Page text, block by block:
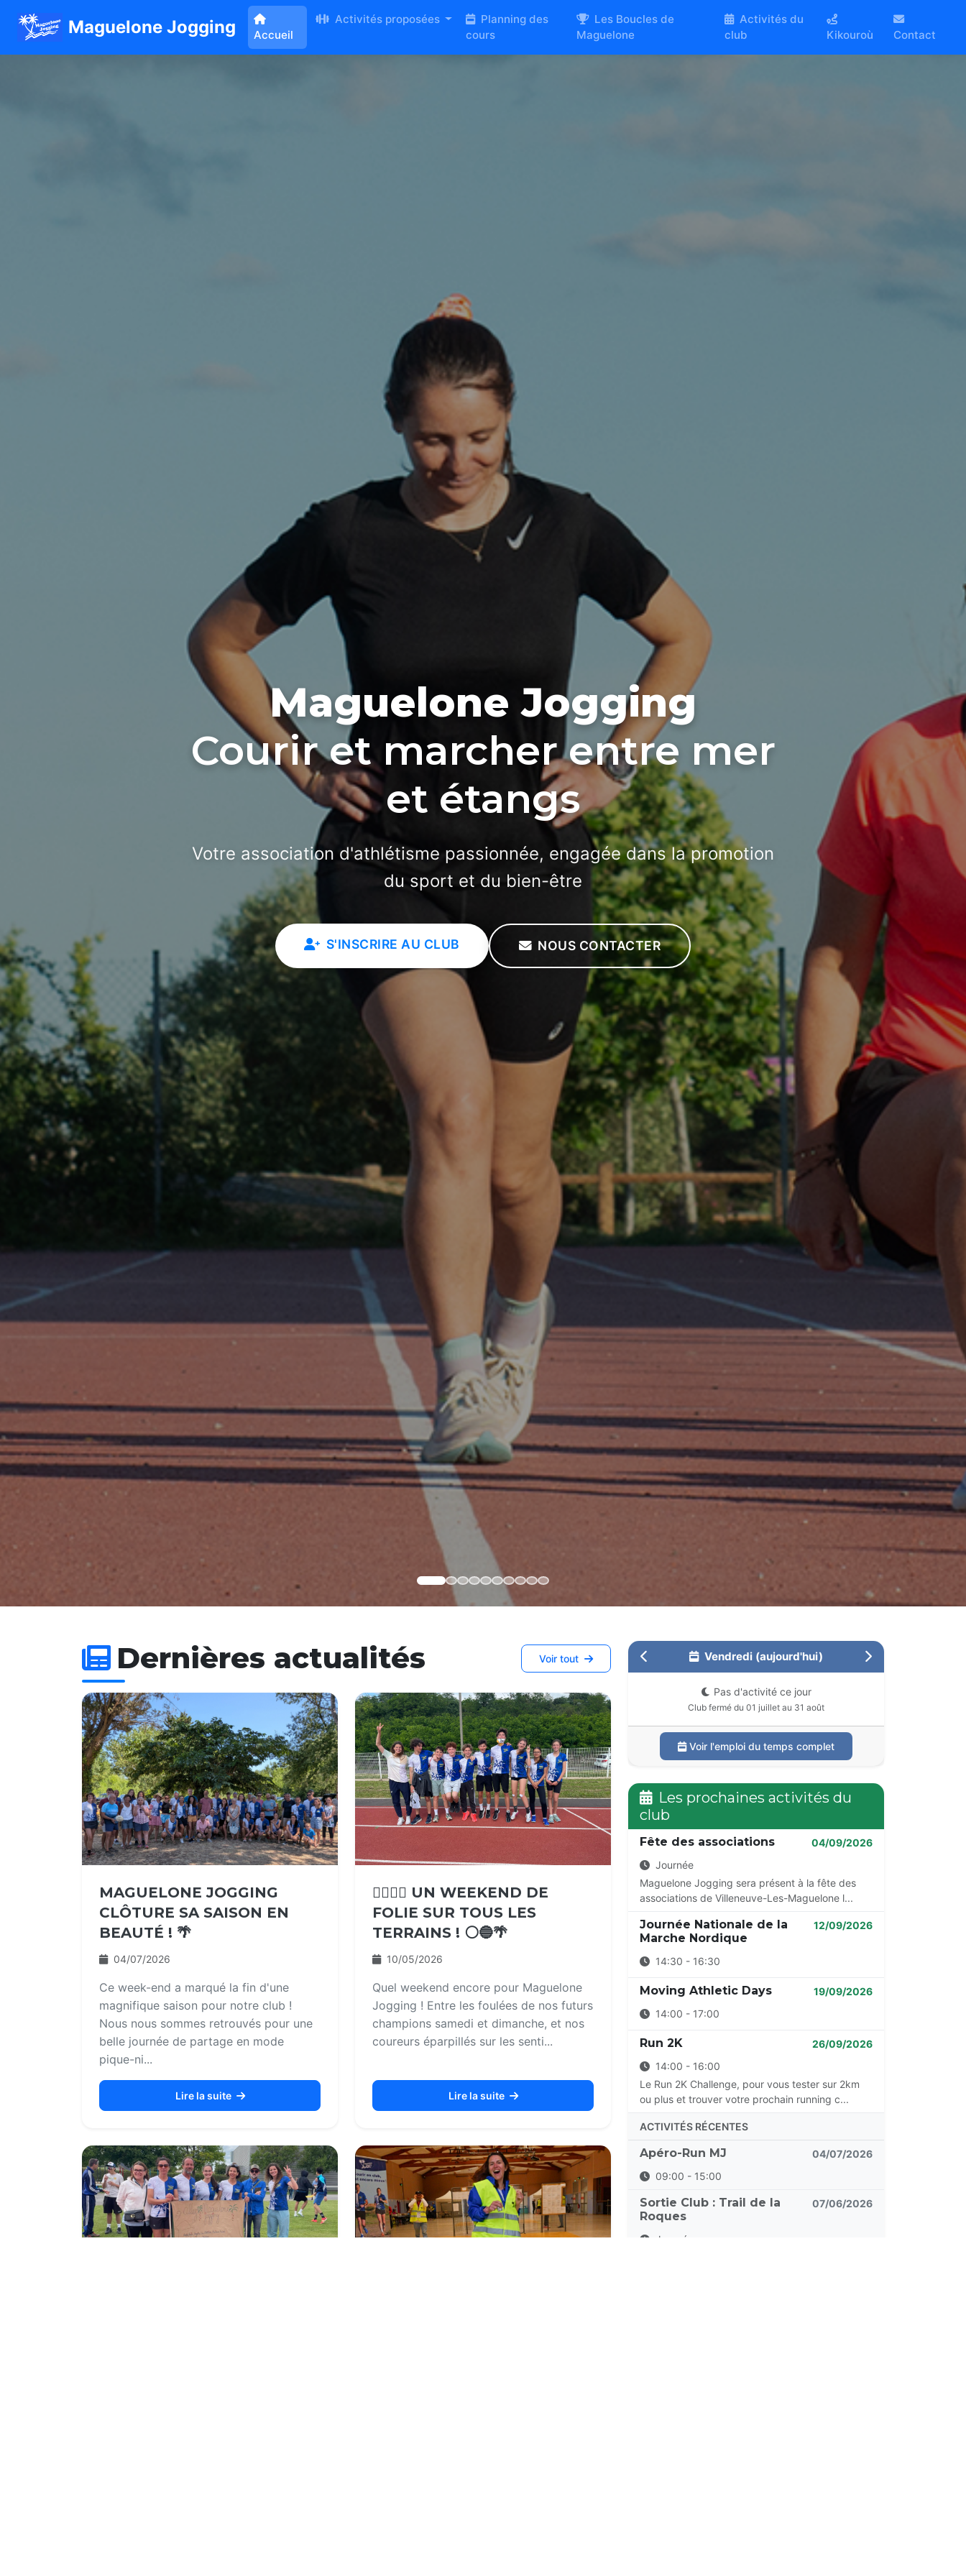
Maguelone Jogging Accueil
Activités proposées
Planning des
cours
Les Boucles de
Maguelone
Activités du
club
Kikouroù Contact
Maguelone Jogging
Courir et marcher entre mer
et étangs
Votre association d'athlétisme passionnée, engagée dans la promotion
du sport et du bien-être
S'INSCRIRE AU CLUB NOUS CONTACTER
Dernières actualités Voir tout
MAGUELONE JOGGING
CLÔTURE SA SAISON EN
BEAUTÉ ! 🌴
04/07/2026
Ce week-end a marqué la fin d'une
magnifique saison pour notre club !
Nous nous sommes retrouvés pour une
belle journée de partage en mode
pique-ni...
Lire la suite
🏃‍♂️🏃‍♀️ UN WEEKEND DE
FOLIE SUR TOUS LES
TERRAINS ! ⚪🔵🌴
10/05/2026
Quel weekend encore pour Maguelone
Jogging ! Entre les foulées de nos futurs
champions samedi et dimanche, et nos
coureurs éparpillés sur les senti...
Lire la suite
Vendredi (aujourd'hui)
Pas d'activité ce jour
Club fermé du 01 juillet au 31 août
Voir l'emploi du temps complet
Les prochaines activités du
club
Fête des associations
04/09/2026
Journée
Maguelone Jogging sera présent à la fête des
associations de Villeneuve-Les-Maguelone l...
Journée Nationale de la
Marche Nordique
12/09/2026
14:30 - 16:30
Moving Athletic Days
19/09/2026
14:00 - 17:00
Run 2K
26/09/2026
14:00 - 16:00
Le Run 2K Challenge, pour vous tester sur 2km
ou plus et trouver votre prochain running c...
ACTIVITÉS RÉCENTES
Apéro-Run MJ
04/07/2026
09:00 - 15:00
Sortie Club : Trail de la
Roques
07/06/2026
Journée